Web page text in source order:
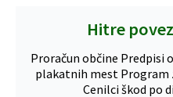
Hitre
Proračun občine Predpisi
plakatnih mest Program
Cenilci škod po